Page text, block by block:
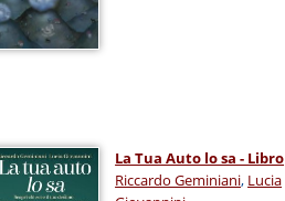
La Tua Auto lo sa - Libro
Riccardo Geminiani, Lucia